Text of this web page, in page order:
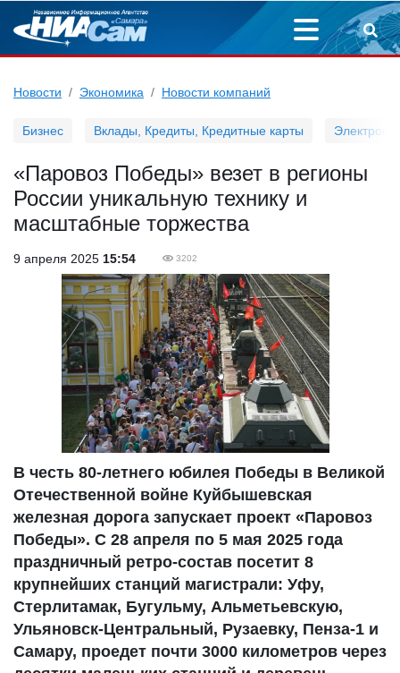
Новости Экономика Новости компаний
Бизнес Вклады, Кредиты, Кредитные карты
«Паровоз Победы» везет в регионы
России уникальную технику и
масштабные торжества
9 апреля 2025 15:54 3202
В честь 80-летнего юбилея Победы в Великой
Отечественной войне Куйбышевская
железная дорога запускает проект «Паровоз
Победы». С 28 апреля по 5 мая 2025 года
праздничный ретро-состав посетит 8
крупнейших станций магистрали: Уфу,
Стерлитамак, Бугульму, Альметьевскую,
Ульяновск-Центральный, Рузаевку, Пенза-1 и
Самару, проедет почти 3000 километров через